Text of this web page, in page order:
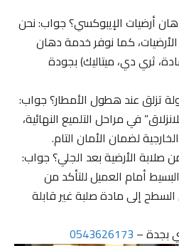
الإيبوكسي؟ جواب: نحن
كما نوفر خدمة دهان
ثري دي، ميتاليك) بجودة
عند هطول الأمطار؟ جواب:
في مراحل التلميع النهائية،
لضمان الأمان التام.
الأرضية بعد الجلي؟ جواب:
أمام العميل للتأكد من
إلى مادة صلبة غير قابلة
–
0543626173